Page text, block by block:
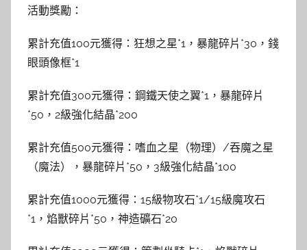
活動獎勵：
累計充值100元獲得：狂想之星*1，暴龍碎片*30，錢
眼頭像框*1
累計充值300元獲得：鋼鐵天使之翼*1，暴龍碎片
*50，2級強化結晶*200
累計充值500元獲得：嗜血之星（物理）/吞魔之星
（魔法），暴龍碎片*50，3級強化結晶*100
累計充值1000元獲得：15級物攻石*1/15級魔攻石
*1，焰獸碎片*50，神造礦石*20